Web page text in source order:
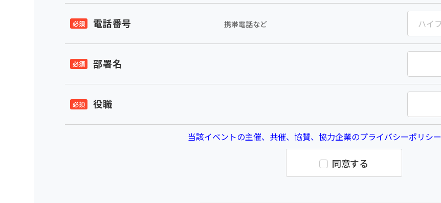
電話番号 携帯電話など
部署名
役職
当該イベントの主催、共催、協賛、協力企業のプライバシーポリシー
同意する